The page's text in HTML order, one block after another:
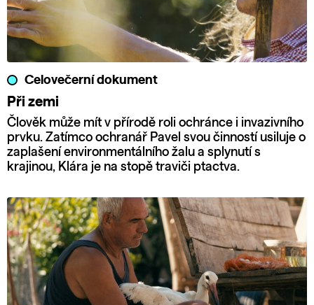
Celovečerní dokument
Při zemi
Člověk může mít v přírodě roli ochránce i invazivního
prvku. Zatímco ochranář Pavel svou činností usiluje o
zaplašení environmentálního žalu a splynutí s
krajinou, Klára je na stopě traviči ptactva.